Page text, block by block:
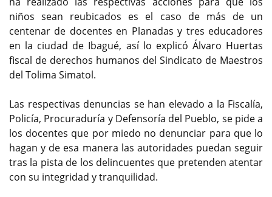
niños sean reubicados es el caso de más de un
centenar de docentes en Planadas y tres educadores
en la ciudad de Ibagué, así lo explicó Álvaro Huertas
fiscal de derechos humanos del Sindicato de Maestros
del Tolima Simatol.
Las respectivas denuncias se han elevado a la Fiscalía,
Policía, Procuraduría y Defensoría del Pueblo, se pide a
los docentes que por miedo no denunciar para que lo
hagan y de esa manera las autoridades puedan seguir
tras la pista de los delincuentes que pretenden atentar
con su integridad y tranquilidad.